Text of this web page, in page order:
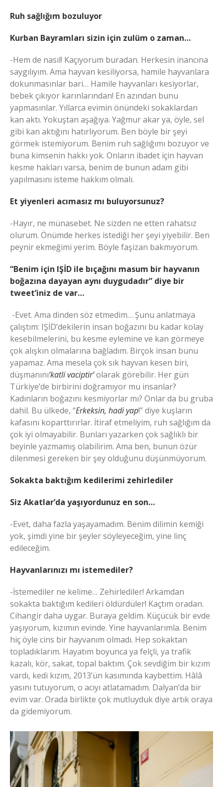
Ruh sağlığım bozuluyor
Kurban Bayramları sizin için zulüm o zaman…
-Hem de nasıl! Kaçıyorum buradan. Herkesin inancına
saygılıyım. Ama hayvan kesiliyorsa, hamile hayvanlara
dokunmasınlar bari… Hamile hayvanları kesiyorlar,
bebek çıkıyor karınlarından! En azından bunu
yapmasınlar. Yıllarca evimin önündeki sokaklardan
kan aktı. Yokuştan aşağıya. Yağmur akar ya, öyle, sel
gibi kan aktığını hatırlıyorum. Ben böyle bir şeyi
görmek istemiyorum. Benim ruh sağlığımı bozuyor ve
buna kimsenin hakkı yok. Onların ibadet için hayvan
kesme hakları varsa, benim de bunun adam gibi
yapılmasını isteme hakkım olmalı.
Et yiyenleri acımasız mı buluyorsunuz?
-Hayır, ne münasebet. Ne sizden ne etten rahatsız
olurum. Önümde herkes istediği her şeyi yiyebilir. Ben
peynir ekmeğimi yerim. Böyle faşizan bakmıyorum.
“Benim için IŞİD ile bıçağını masum bir hayvanın
boğazına dayayan aynı duygudadır” diye bir
tweet’iniz de var…
-Evet. Ama dinden söz etmedim… Şunu anlatmaya
çalıştım: IŞİD’dekilerin insan boğazını bu kadar kolay
kesebilmelerini, bu kesme eylemine ve kan görmeye
çok alışkın olmalarına bağladım. Birçok insan bunu
yapamaz. Ama mesela çok sık hayvan kesen biri,
düşmanını‘katli vaciptir’olarak görebilir. Her gün
Türkiye’de birbirini doğramıyor mu insanlar?
Kadınların boğazını kesmiyorlar mı? Onlar da bu gruba
dahil. Bu ülkede, “Erkeksin, hadi yap!” diye kuşların
kafasını koparttırırlar. İtiraf etmeliyim, ruh sağlığım da
çok iyi olmayabilir. Bunları yazarken çok sağlıklı bir
beyinle yazmamış olabilirim. Ama ben, bunun özür
dilenmesi gereken bir şey olduğunu düşünmüyorum.
Sokakta baktığım kedilerimi zehirlediler
Siz Akatlar’da yaşıyordunuz en son…
-Evet, daha fazla yaşayamadım. Benim dilimin kemiği
yok, şimdi yine bir şeyler söyleyeceğim, yine linç
edileceğim.
Hayvanlarınızı mı istemediler?
-İstemediler ne kelime… Zehirlediler! Arkamdan
sokakta baktığım kedileri öldürdüler! Kaçtım oradan.
Cihangir daha uygar. Buraya geldim. Küçücük bir evde
yaşıyorum, kızımın evinde. Yine hayvanlarımla. Benim
hiç öyle cins bir hayvanım olmadı. Hep sokaktan
topladıklarım. Hayatım boyunca ya felçli, ya trafik
kazalı, kör, sakat, topal baktım. Çok sevdiğim bir kızım
vardı, kedi kızım, 2013’ün kasımında kaybettim. Hâlâ
yasını tutuyorum, o acıyı atlatamadım. Dalyan’da bir
evim var. Orada birlikte çok mutluyduk diye artık oraya
da gidemiyorum.